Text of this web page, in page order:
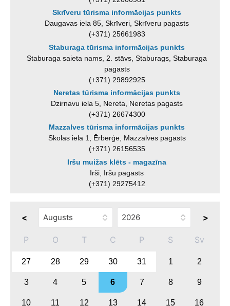
Skrīveru tūrisma informācijas punkts
Daugavas iela 85, Skrīveri, Skrīveru pagasts
(+371) 25661983
Staburaga tūrisma informācijas punkts
Staburaga saieta nams, 2. stāvs, Staburags, Staburaga
pagasts
(+371) 29892925
Neretas tūrisma informācijas punkts
Dzirnavu iela 5, Nereta, Neretas pagasts
(+371) 26674300
Mazzalves tūrisma informācijas punkts
Skolas iela 1, Ērberģe, Mazzalves pagasts
(+371) 26156535
Iršu muižas klēts - magazīna
Irši, Iršu pagasts
(+371) 29275412
< >
P O T C P S Sv
27 28 29 30 31 1 2
3 4 5 6 7 8 9
10 11 12 13 14 15 16